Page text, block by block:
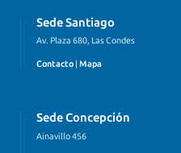
Sede Santiago
Av. Plaza 680, Las Condes
Contacto Mapa
Sede Concepción
Ainavillo 456